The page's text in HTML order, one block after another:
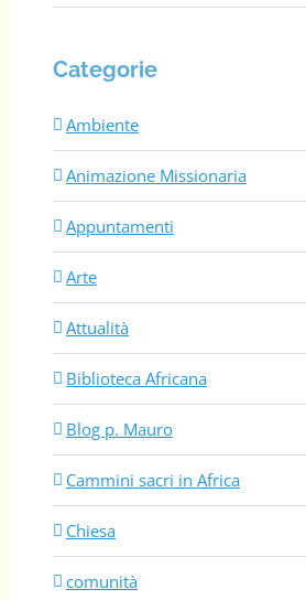
Categorie
Ambiente
Animazione Missionaria
Appuntamenti
Arte
Attualità
Biblioteca Africana
Blog p. Mauro
Cammini sacri in Africa
Chiesa
comunità